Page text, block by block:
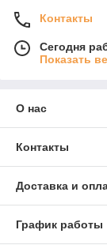
Контакты
Сегодня
Показать
О нас
Контакты
Доставка и
График работы